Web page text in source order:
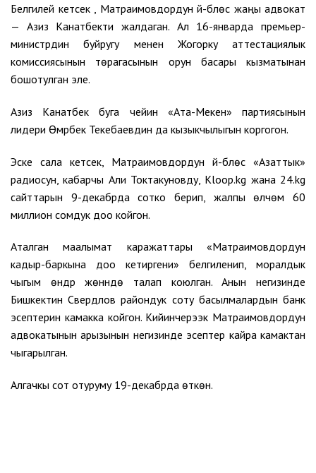
Белгилей кетсек , Матраимовдордун үй-бүлөсү жаңы адвокат
— Азиз Канатбекти жалдаган. Ал 16-январда премьер-
министрдин буйругу менен Жогорку аттестациялык
комиссиясынын төрагасынын орун басары кызматынан
бошотулган эле.
Азиз Канатбек буга чейин «Ата-Мекен» партиясынын
лидери Өмүрбек Текебаевдин да кызыкчылыгын коргогон.
Эске сала кетсек, Матраимовдордун үй-бүлөсү «Азаттык»
радиосун, кабарчы Али Токтакуновду, Kloop.kg жана 24.kg
сайттарын 9-декабрда сотко берип, жалпы өлчөмү 60
миллион сомдук доо койгон.
Аталган маалымат каражаттары «Матраимовдордун
кадыр-баркына доо кетиргени» белгиленип, моралдык
чыгым өндүрүү жөнүндө талап коюлган. Анын негизинде
Бишкектин Свердлов райондук соту басылмалардын банк
эсептерин камакка койгон. Кийинчерээк Матраимовдордун
адвокатынын арызынын негизинде эсептер кайра камактан
чыгарылган.
Алгачкы сот отуруму 19-декабрда өткөн.